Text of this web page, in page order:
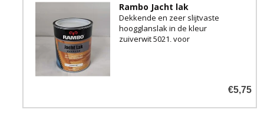
Rambo Jacht lak
Dekkende en zeer slijtvaste
hoogglanslak in de kleur
zuiverwit 5021, voor
€5,75